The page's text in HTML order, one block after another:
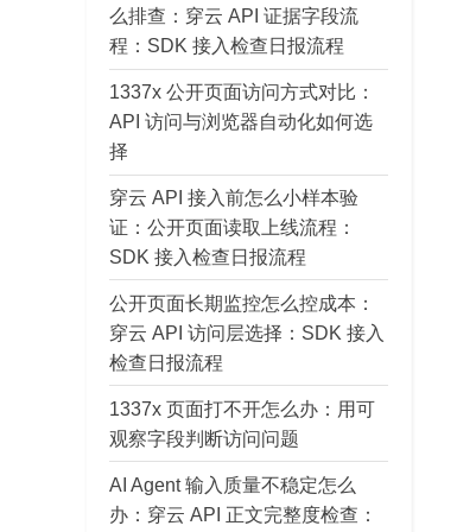
么排查：穿云 API 证据字段流
程：SDK 接入检查日报流程
1337x 公开页面访问方式对比：
API 访问与浏览器自动化如何选
择
穿云 API 接入前怎么小样本验
证：公开页面读取上线流程：
SDK 接入检查日报流程
公开页面长期监控怎么控成本：
穿云 API 访问层选择：SDK 接入
检查日报流程
1337x 页面打不开怎么办：用可
观察字段判断访问问题
AI Agent 输入质量不稳定怎么
办：穿云 API 正文完整度检查：